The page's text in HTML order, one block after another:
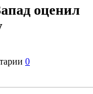
оценил
0